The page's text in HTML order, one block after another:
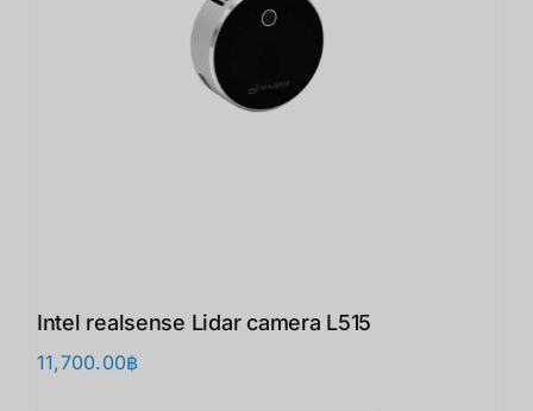
Intel realsense Lidar camera L515
11,700.00฿